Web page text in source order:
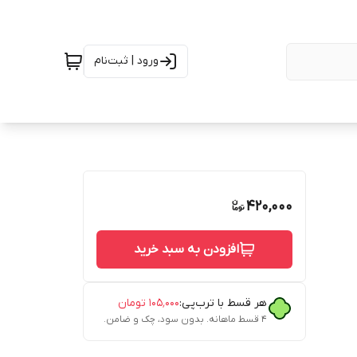
ورود | ثبت‌نام
420,000
افزودن به سبد خرید
هر قسط با ترب‌پی:۱۰۵٬۰۰۰ تومان
۴ قسط ماهانه. بدون سود، چک و ضامن.